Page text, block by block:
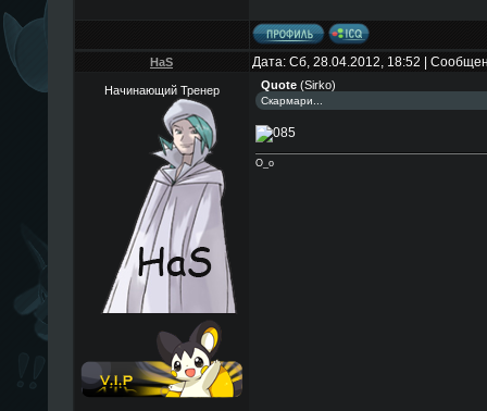
HaS Дата: Сб, 28.04.2012, 18:52 |
Начинающий Тренер Quote(Sirko)
Скармари...
О_о